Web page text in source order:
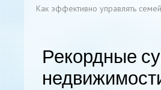
Как эффективно управлять
Рекордные